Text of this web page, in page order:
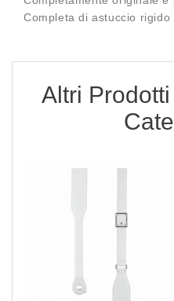
Completa di astuccio rigido
Altri